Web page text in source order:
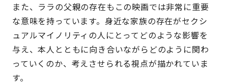
また、ララの父親の存在もこの映画では非常に重要
な意味を持っています。身近な家族の存在がセクシ
ュアルマイノリティの人にとってどのような影響を
与え、本人とともに向き合いながらどのように関わ
っていくのか、考えさせられる視点が描かれていま
す。